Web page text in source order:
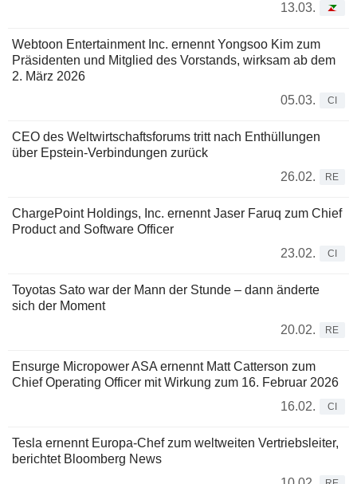
13.03.
Webtoon Entertainment Inc. ernennt Yongsoo Kim zum
Präsidenten und Mitglied des Vorstands, wirksam ab dem
2. März 2026
05.03.
CI
CEO des Weltwirtschaftsforums tritt nach Enthüllungen
über Epstein-Verbindungen zurück
26.02.
RE
ChargePoint Holdings, Inc. ernennt Jaser Faruq zum Chief
Product and Software Officer
23.02.
CI
Toyotas Sato war der Mann der Stunde – dann änderte
sich der Moment
20.02.
RE
Ensurge Micropower ASA ernennt Matt Catterson zum
Chief Operating Officer mit Wirkung zum 16. Februar 2026
16.02.
CI
Tesla ernennt Europa-Chef zum weltweiten Vertriebsleiter,
berichtet Bloomberg News